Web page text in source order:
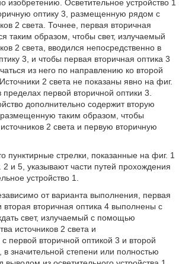
изобретению. Осветительное устройство 1
оптику 3, размещенную рядом с
2 света. Точнее, первая вторичная
таким образом, чтобы свет, излучаемый
2 света, вводился непосредственно в
3, и чтобы первая вторичная оптика 3
из него по направлению ко второй
2 света не показаны явно на фиг.
первой вторичной оптики 3.
дополнительно содержит вторую
размещенную таким образом, чтобы
2 света и первую вторичную
пунктирные стрелки, показанные на фиг. 1
2 и 5, указывают части путей прохождения
устройство 1.
от варианта выполнения, первая
вторая вторичная оптика 4 выполнены с
свет, излучаемый с помощью
источников 2 света и
первой вторичной оптикой 3 и второй
в значительной степени или полностью